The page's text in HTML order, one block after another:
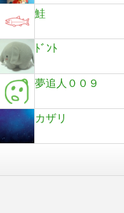
鮭
ﾄﾞﾝﾄ
夢追人００９
カザリ